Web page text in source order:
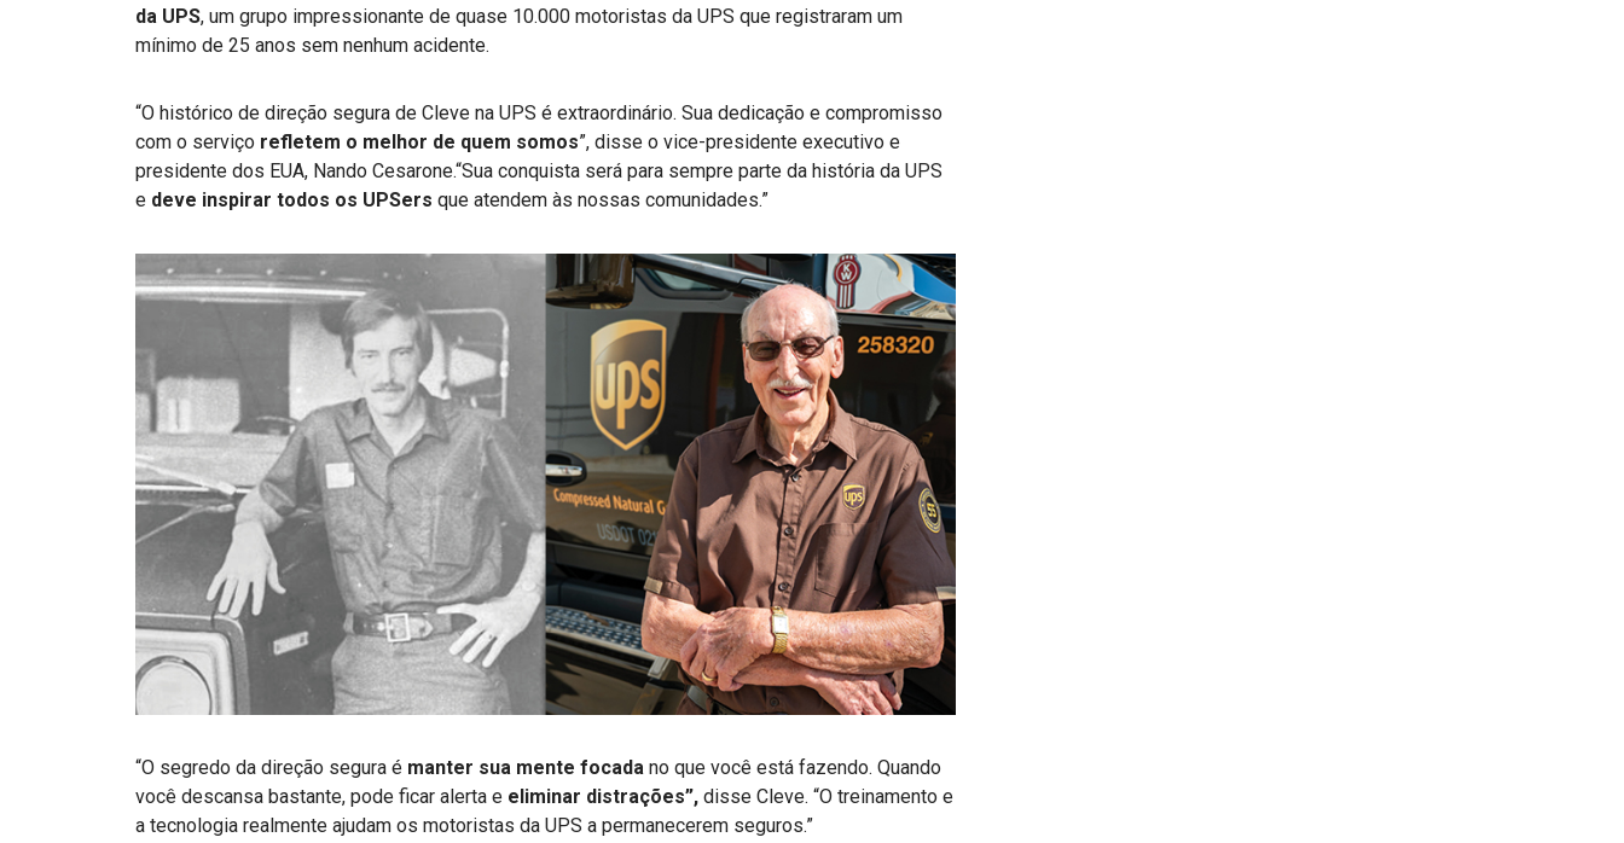
da UPS, um grupo impressionante de quase 10.000 motoristas da UPS que registraram um
mínimo de 25 anos sem nenhum acidente.
“O histórico de direção segura de Cleve na UPS é extraordinário. Sua dedicação e compromisso
com o serviço refletem o melhor de quem somos”, disse o vice-presidente executivo e
presidente dos EUA, Nando Cesarone.“Sua conquista será para sempre parte da história da UPS
e deve inspirar todos os UPSers que atendem às nossas comunidades.”
“O segredo da direção segura é manter sua mente focada no que você está fazendo. Quando
você descansa bastante, pode ficar alerta e eliminar distrações”, disse Cleve. “O treinamento e
a tecnologia realmente ajudam os motoristas da UPS a permanecerem seguros.”